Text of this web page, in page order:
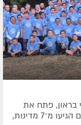
בראון, פתח את
שעריו ל־117 ילדים שיחוו קיץ חסידי ועוצמתי. החניכים הגיעו מ־7 מדינות,